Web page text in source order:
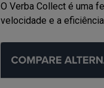
O Verba Collect é uma
velocidade e a